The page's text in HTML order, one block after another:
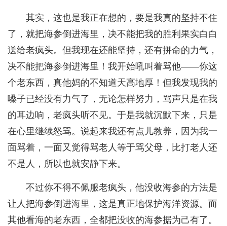
其实，这也是我正在想的，要是我真的坚持不住
了，就把海参倒进海里，决不能把我的胜利果实白白
送给老疯头。但我现在还能坚持，还有拼命的力气，
决不能把海参倒进海里！我开始吼叫着骂他——你这
个老东西，真他妈的不知道天高地厚！但我发现我的
嗓子已经没有力气了，无论怎样努力，骂声只是在我
的耳边响，老疯头听不见。于是我就沉默下来，只是
在心里继续怒骂。说起来我还有点儿教养，因为我一
面骂着，一面又觉得骂老人等于骂父母，比打老人还
不是人，所以也就安静下来。
不过你不得不佩服老疯头，他没收海参的方法是
让人把海参倒进海里，这是真正地保护海洋资源。而
其他看海的老东西，全都把没收的海参据为己有了。